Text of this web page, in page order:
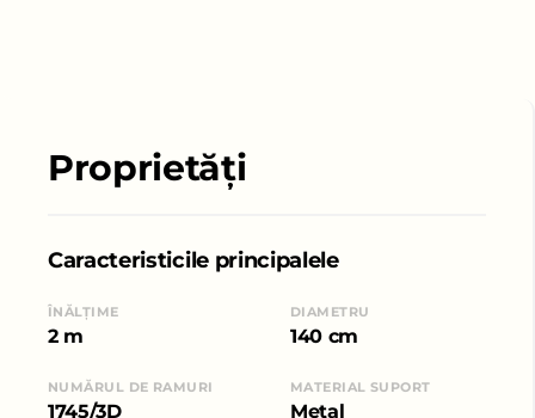
Proprietăți
Caracteristicile principalele
ÎNĂLȚIME
2 m
DIAMETRU
140 cm
NUMĂRUL DE RAMURI
1745/3D
MATERIAL SUPORT
Metal